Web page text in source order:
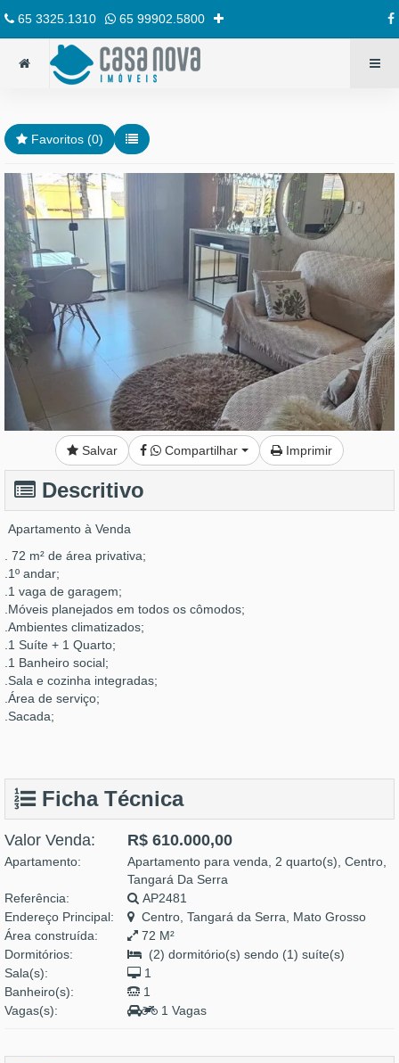
65 3325.1310 65 99902.5800
Favoritos (0)
Salvar Compartilhar Imprimir
Descritivo
Apartamento à Venda
. 72 m² de área privativa;
.1º andar;
.1 vaga de garagem;
.Móveis planejados em todos os cômodos;
.Ambientes climatizados;
.1 Suíte + 1 Quarto;
.1 Banheiro social;
.Sala e cozinha integradas;
.Área de serviço;
.Sacada;
Ficha Técnica
Valor Venda: R$ 610.000,00
Apartamento:
Apartamento para venda, 2 quarto(s), Centro,
Tangará Da Serra
Referência:
AP2481
Endereço Principal:
Centro, Tangará da Serra, Mato Grosso
Área construída:
72 M²
Dormitórios:
(2) dormitório(s) sendo (1) suíte(s)
Sala(s):
1
Banheiro(s):
1
Vagas(s):
1 Vagas